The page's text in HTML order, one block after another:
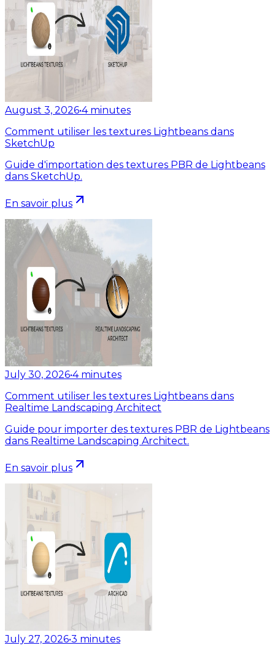
August 3, 2026•4 minutes
Comment utiliser les textures Lightbeans dans
SketchUp
Guide d'importation des textures PBR de Lightbeans
dans SketchUp.
En savoir plus
July 30, 2026•4 minutes
Comment utiliser les textures Lightbeans dans
Realtime Landscaping Architect
Guide pour importer des textures PBR de Lightbeans
dans Realtime Landscaping Architect.
En savoir plus
July 27, 2026•3 minutes